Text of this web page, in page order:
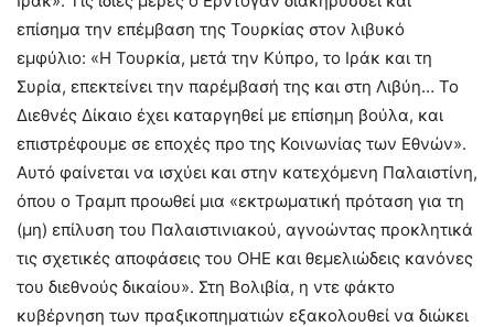
επίσημα την επέμβαση της Τουρκίας στον λιβυκό
εμφύλιο: «Η Τουρκία, μετά την Κύπρο, το Ιράκ και τη
Συρία, επεκτείνει την παρέμβασή της και στη Λιβύη… Το
Διεθνές Δίκαιο έχει καταργηθεί με επίσημη βούλα, και
επιστρέφουμε σε εποχές προ της Κοινωνίας των Εθνών».
Αυτό φαίνεται να ισχύει και στην κατεχόμενη Παλαιστίνη,
όπου ο Τραμπ προωθεί μια «εκτρωματική πρόταση για τη
(μη) επίλυση του Παλαιστινιακού, αγνοώντας προκλητικά
τις σχετικές αποφάσεις του ΟΗΕ και θεμελιώδεις κανόνες
του διεθνούς δικαίου». Στη Βολιβία, η ντε φάκτο
κυβέρνηση των πραξικοπηματιών εξακολουθεί να διώκει